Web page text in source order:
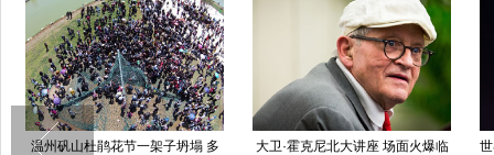
温州矾山杜鹃花节一架子坍塌 多
大卫·霍克尼北大讲座 场面火爆临